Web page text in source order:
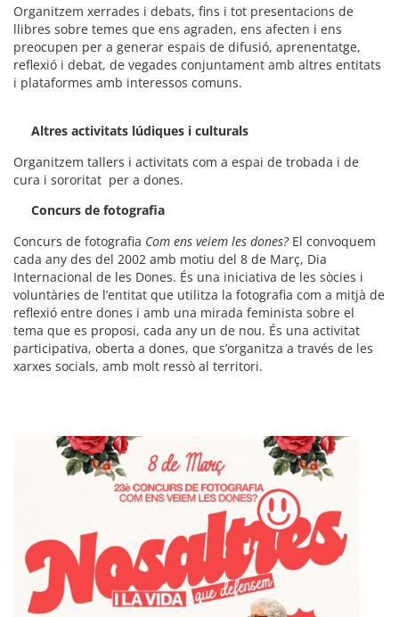
Organitzem xerrades i debats, fins i tot presentacions de
llibres sobre temes que ens agraden, ens afecten i ens
preocupen per a generar espais de difusió, aprenentatge,
reflexió i debat, de vegades conjuntament amb altres entitats
i plataformes amb interessos comuns.
Altres activitats lúdiques i culturals
Organitzem tallers i activitats com a espai de trobada i de
cura i sororitat per a dones.
Concurs de fotografia
Concurs de fotografia Com ens veiem les dones?El convoquem
cada any des del 2002 amb motiu del 8 de Març, Dia
Internacional de les Dones. És una iniciativa de les sòcies i
voluntàries de l’entitat que utilitza la fotografia com a mitjà de
reflexió entre dones i amb una mirada feminista sobre el
tema que es proposi, cada any un de nou. És una activitat
participativa, oberta a dones, que s’organitza a través de les
xarxes socials, amb molt ressò al territori.